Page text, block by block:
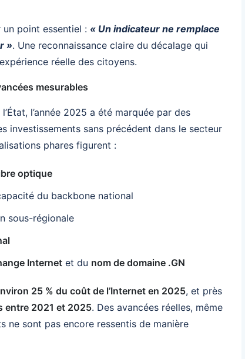
point essentiel : « Un indicateur ne remplace
». Une reconnaissance claire du décalage qui
réelle des citoyens.
mesurables
l’année 2025 a été marquée par des
investissements sans précédent dans le secteur
phares figurent :
optique
du backbone national
sous-régionale
Internet et du nom de domaine .GN
25 % du coût de l’Internet en 2025, et près
entre 2021 et 2025. Des avancées réelles, même
ne sont pas encore ressentis de manière